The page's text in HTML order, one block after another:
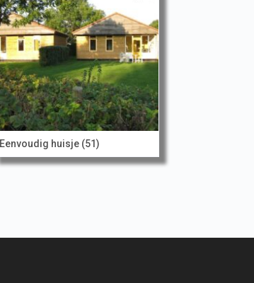
Eenvoudig huisje (51)